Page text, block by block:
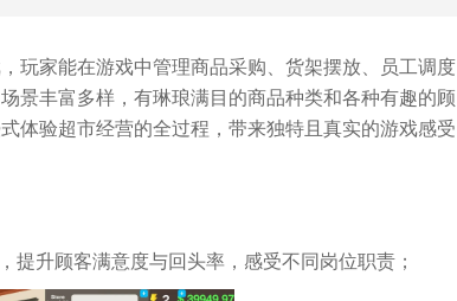
玩家能在游戏中管理商品采购、货架摆放、员工调度
景丰富多样，有琳琅满目的商品种类和各种有趣的顾
体验超市经营的全过程，带来独特且真实的游戏感受
提升顾客满意度与回头率，感受不同岗位职责；